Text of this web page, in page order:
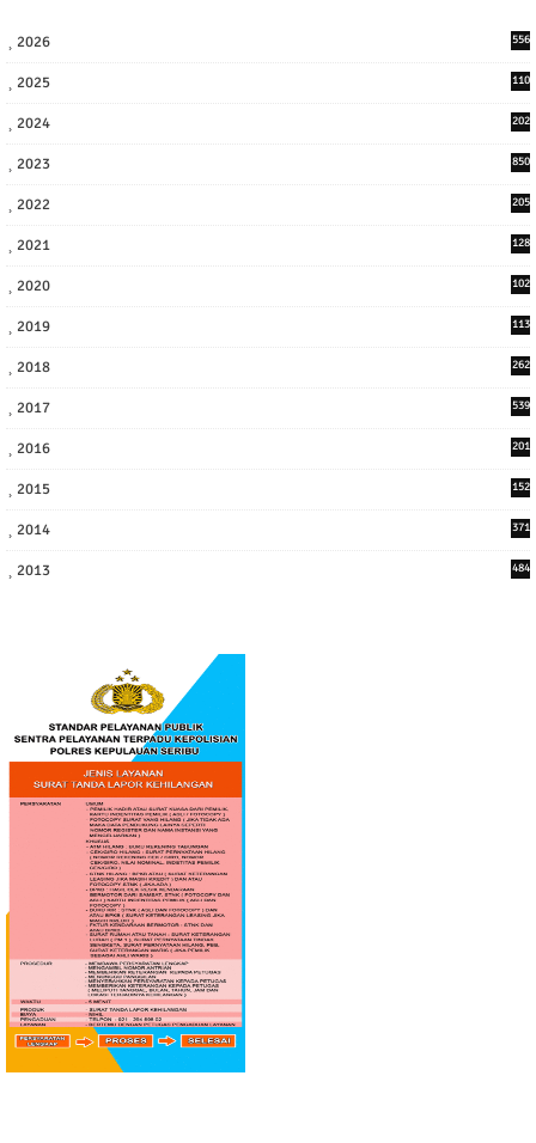
2026 556
2025
110
2024
202
2023 850
2022
205
2021
128
2020
102
2019
113
2018
262
2017
539
2016
201
2015 152
2014 371
2013 484